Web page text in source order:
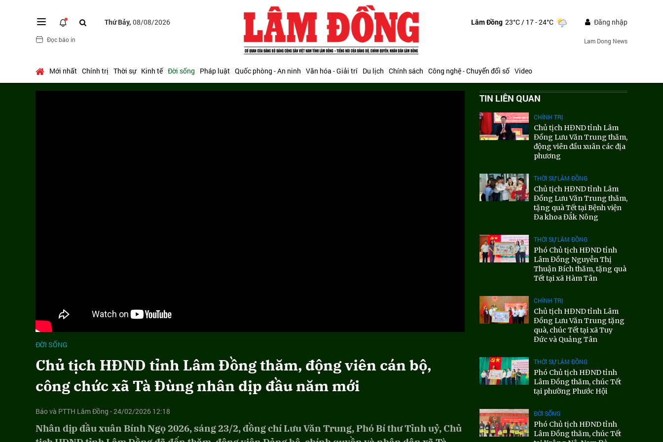
Thứ Bảy, 08/08/2026
Đọc báo in
Lâm Đồng 23°C/ 17 - 24°C Đăng nhập
Lam Dong News
Mới nhất Chính trị Thời sự Kinh tế Đời sống Pháp luật Quốc phòng - An ninh Văn hóa - Giải trí Du lịch Chính sách Công nghệ - Chuyển đổi số Video
ĐỜI SỐNG
Chủ tịch HĐND tỉnh Lâm Đồng thăm, động viên cán bộ,
công chức xã Tà Đùng nhân dịp đầu năm mới
Báo và PTTH Lâm Đồng - 24/02/2026 12:18
Nhân dịp đầu xuân Bính Ngọ 2026, sáng 23/2, đồng chí Lưu Văn Trung, Phó Bí thư Tỉnh uỷ, Chủ
TIN LIÊN QUAN
CHÍNH TRỊ
Chủ tịch HĐND tỉnh Lâm
Đồng Lưu Văn Trung thăm,
động viên đầu xuân các địa
phương
THỜI SỰ LÂM ĐỒNG
Chủ tịch HĐND tỉnh Lâm
Đồng Lưu Văn Trung thăm,
tặng quà Tết tại Bệnh viện
Đa khoa Đắk Nông
THỜI SỰ LÂM ĐỒNG
Phó Chủ tịch HĐND tỉnh
Lâm Đồng Nguyễn Thị
Thuận Bích thăm, tặng quà
Tết tại xã Hàm Tân
CHÍNH TRỊ
Chủ tịch HĐND tỉnh Lâm
Đồng Lưu Văn Trung tặng
quà, chúc Tết tại xã Tuy
Đức và Quảng Tân
THỜI SỰ LÂM ĐỒNG
Phó Chủ tịch HĐND tỉnh
Lâm Đồng thăm, chúc Tết
tại phường Phước Hội
ĐỜI SỐNG
Phó Chủ tịch HĐND tỉnh
Lâm Đồng thăm, chúc Tết